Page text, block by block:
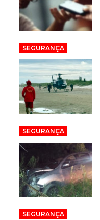
SEGURANÇA
SEGURANÇA
SEGURANÇA